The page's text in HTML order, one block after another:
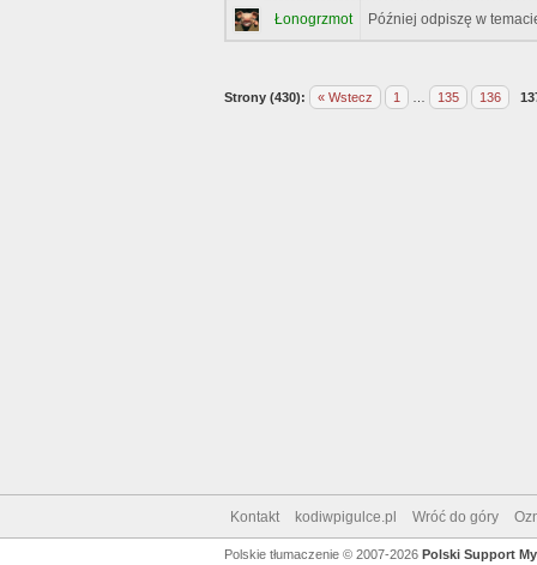
Łonogrzmot Później odpiszę w
Strony (430): « Wstecz 1 135 136
Kontakt kodiwpigulce.pl Wróć do góry
Polskie tłumaczenie © 2007-2026 Polski Support